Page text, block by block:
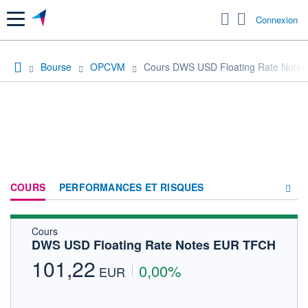
Menu Connexion
Bourse OPCVM Cours DWS USD Floating Rate
COURS PERFORMANCES ET RISQUES
Cours
DWS USD Floating Rate Notes EUR TFCH
101,22 EUR 0,00%